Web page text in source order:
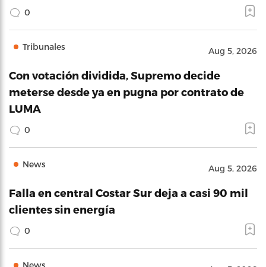
0
Tribunales Aug 5, 2026
Con votación dividida, Supremo decide
meterse desde ya en pugna por contrato de
LUMA
0
News Aug 5, 2026
Falla en central Costar Sur deja a casi 90 mil
clientes sin energía
0
News